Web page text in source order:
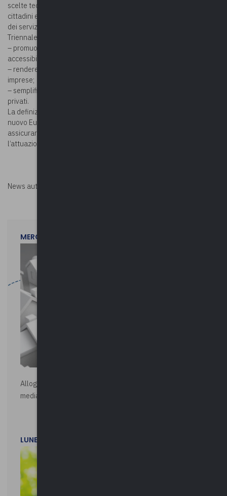
scelte tecnologiche che favoriscano lo sviluppo, da parte delle PA,
cittadini e imprese, di soluzioni applicative innovative per l’utilizzo
dei servizi individuati nelle Infrastrutture immateriali del Piano
Triennale per l’informatica nella PA;
– promuovere l’adozione dell’approccio API first per garantire
accessibilità e massima interoperabilità di dati e servizi;
– rendere sicure le interazioni tra le PA e tra queste e cittadini e
imprese;
– semplificare le procedure di scambio di servizi tra le PA e tra PA e
privati.
La definizione del Modello di Interoperabilità è coerente con il
nuovo European Interoperability Framework (EIF), con l’obiettivo di
assicurare anche l’interoperabilità nel contesto Europeo e per
l’attuazione del Digital Single Market (Mercato Unico Digitale).
News autorizzata da
MERCOLEDì 29 LUGLIO 2026
Alloggi di Edilizia Residenziale Pubblica - Vendita all'asta
mediante procedura asincrona telematica
LUNEDì 20 LUGLIO 2026